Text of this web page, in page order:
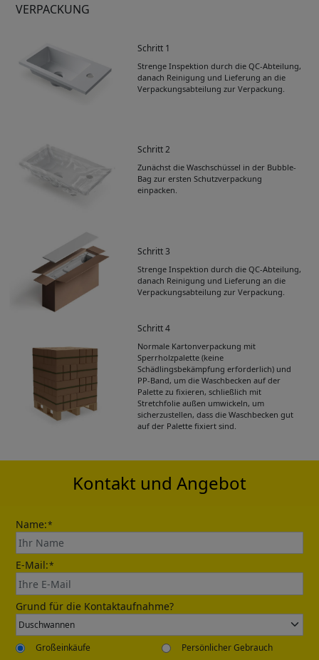
VERPACKUNG
Schritt 1
Strenge Inspektion durch die QC-Abteilung,
danach Reinigung und Lieferung an die
Verpackungsabteilung zur Verpackung.
Schritt 2
Zunächst die Waschschüssel in der Bubble-
Bag zur ersten Schutzverpackung
einpacken.
Schritt 3
Strenge Inspektion durch die QC-Abteilung,
danach Reinigung und Lieferung an die
Verpackungsabteilung zur Verpackung.
Schritt 4
Normale Kartonverpackung mit
Sperrholzpalette (keine
Schädlingsbekämpfung erforderlich) und
PP-Band, um die Waschbecken auf der
Palette zu fixieren, schließlich mit
Stretchfolie außen umwickeln, um
sicherzustellen, dass die Waschbecken gut
auf der Palette fixiert sind.
Get Catalogue
Please leave your contact information,the
Send
Kontakt und Angebot
Name:*
E-Mail:*
Grund für die Kontaktaufnahme?
Großeinkäufe Persönlicher Gebrauch